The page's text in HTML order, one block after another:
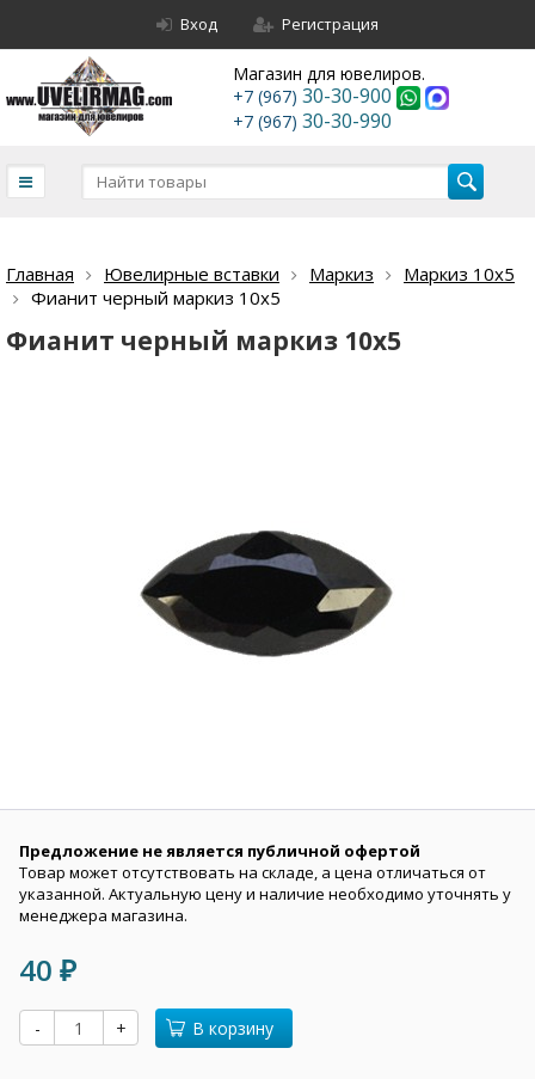
Вход Регистрация
Магазин для ювелиров.
+7 (967) 30-30-900
+7 (967) 30-30-990
Главная Ювелирные вставки Маркиз
Маркиз 10х5
Фианит черный маркиз 10х5
Фианит черный маркиз 10х5
Предложение не является публичной офертой
Товар может отсутствовать на складе, а цена отличаться от
указанной. Актуальную цену и наличие необходимо уточнять у
менеджера магазина.
40 ₽
- + В корзину